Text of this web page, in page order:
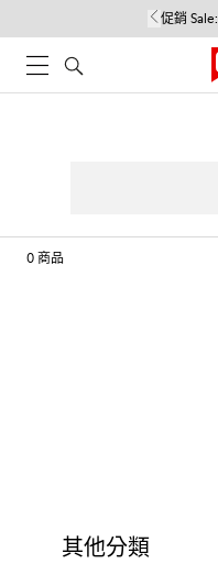
促銷 Sale:
0商品
其他分類